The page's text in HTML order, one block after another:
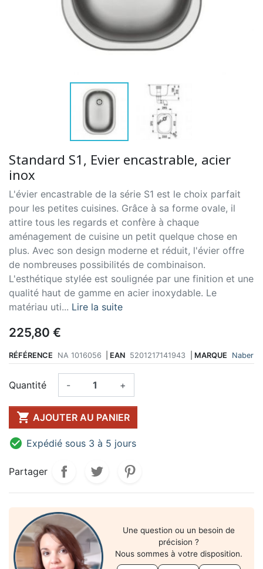
Standard S1, Evier encastrable, acier
inox
L'évier encastrable de la série S1 est le choix parfait
pour les petites cuisines. Grâce à sa forme ovale, il
attire tous les regards et confère à chaque
aménagement de cuisine un petit quelque chose en
plus. Avec son design moderne et réduit, l'évier offre
de nombreuses possibilités de combinaison.
L'esthétique stylée est soulignée par une finition et une
qualité haut de gamme en acier inoxydable. Le
matériau uti... Lire la suite
225,80 €
RÉFÉRENCE NA 1016056 EAN 5201217141943 MARQUE Naber
Quantité - +
 AJOUTER AU PANIER
 Expédié sous 3 à 5 jours
Partager
Une question ou un besoin de
précision ?
Nous sommes à votre disposition.